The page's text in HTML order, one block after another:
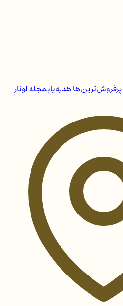
پرفروش‌ترین‌هاهدیه‌یابمجله لونار